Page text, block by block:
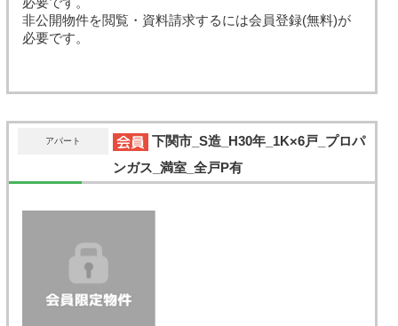
非公開物件を閲覧・資料請求するには会員登録(無料)が
必要です。
アパート
下関市_S造_H30年_1K×6戸_プロパ
ンガス_満室_全戸P有